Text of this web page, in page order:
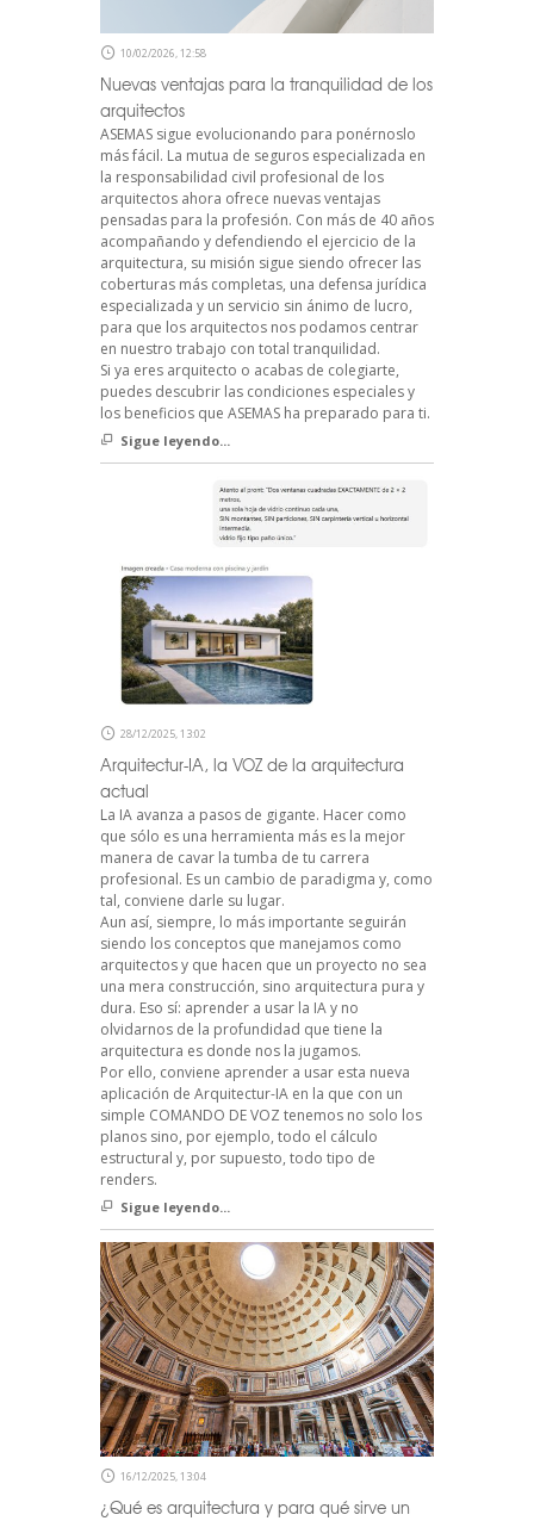
10/02/2026, 12:58
Nuevas ventajas para la tranquilidad de los
arquitectos
ASEMAS sigue evolucionando para ponérnoslo
más fácil. La mutua de seguros especializada en
la responsabilidad civil profesional de los
arquitectos ahora ofrece nuevas ventajas
pensadas para la profesión. Con más de 40 años
acompañando y defendiendo el ejercicio de la
arquitectura, su misión sigue siendo ofrecer las
coberturas más completas, una defensa jurídica
especializada y un servicio sin ánimo de lucro,
para que los arquitectos nos podamos centrar
en nuestro trabajo con total tranquilidad.
Si ya eres arquitecto o acabas de colegiarte,
puedes descubrir las condiciones especiales y
los beneficios que ASEMAS ha preparado para ti.
Sigue leyendo...
28/12/2025, 13:02
Arquitectur-IA, la VOZ de la arquitectura
actual
La IA avanza a pasos de gigante. Hacer como
que sólo es una herramienta más es la mejor
manera de cavar la tumba de tu carrera
profesional. Es un cambio de paradigma y, como
tal, conviene darle su lugar.
Aun así, siempre, lo más importante seguirán
siendo los conceptos que manejamos como
arquitectos y que hacen que un proyecto no sea
una mera construcción, sino arquitectura pura y
dura. Eso sí: aprender a usar la IA y no
olvidarnos de la profundidad que tiene la
arquitectura es donde nos la jugamos.
Por ello, conviene aprender a usar esta nueva
aplicación de Arquitectur-IA en la que con un
simple COMANDO DE VOZ tenemos no solo los
planos sino, por ejemplo, todo el cálculo
estructural y, por supuesto, todo tipo de
renders.
Sigue leyendo...
16/12/2025, 13:04
¿Qué es arquitectura y para qué sirve un